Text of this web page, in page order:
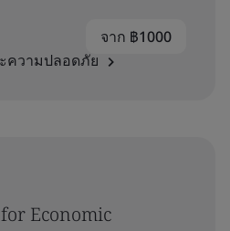
ความปลอดภัย
จาก ฿1000
Economic